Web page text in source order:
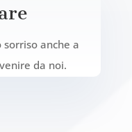
anche a
da noi.